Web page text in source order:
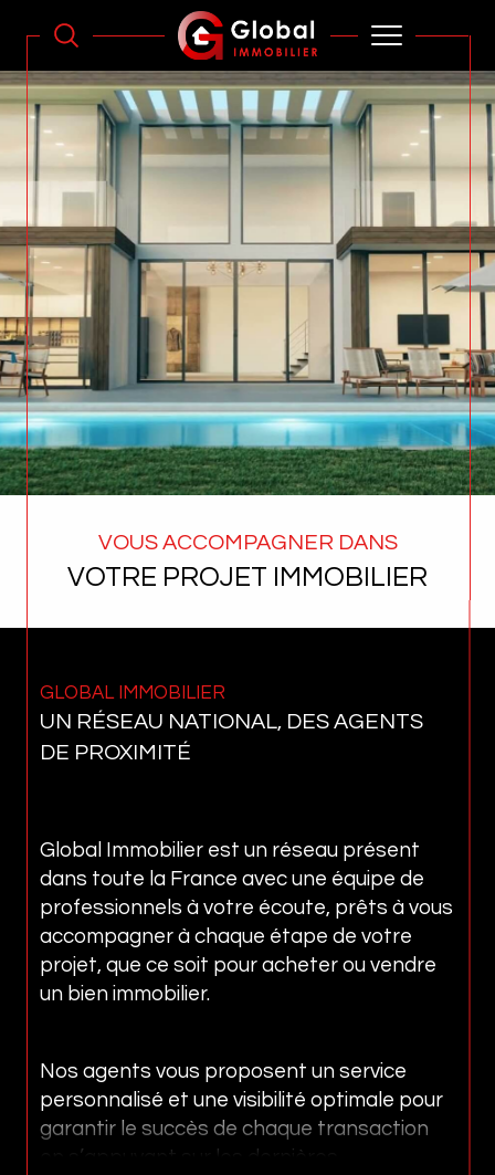
VOUS ACCOMPAGNER DANS
VOTRE PROJET IMMOBILIER
GLOBAL IMMOBILIER
UN RÉSEAU NATIONAL, DES AGENTS
DE PROXIMITÉ
Global Immobilier est un réseau présent
dans toute la France avec une équipe de
professionnels à votre écoute, prêts à vous
accompagner à chaque étape de votre
projet, que ce soit pour acheter ou vendre
un bien immobilier.
Nos agents vous proposent un service
personnalisé et une visibilité optimale pour
garantir le succès de chaque transaction
en s’appuyant sur les dernières